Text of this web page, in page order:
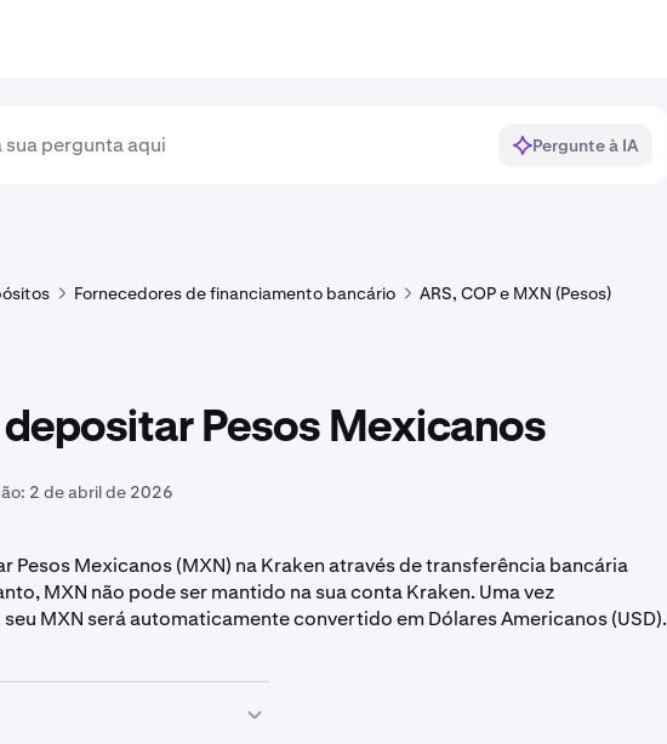
Pergunte à IA
Fornecedores de financiamento bancário ARS, COP e MXN (Pesos)
Pesos Mexicanos
2 de abril de 2026
Pesos Mexicanos (MXN) na Kraken através de transferência bancária
MXN não pode ser mantido na sua conta Kraken. Uma vez
MXN será automaticamente convertido em Dólares Americanos (USD).